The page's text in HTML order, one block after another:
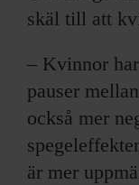
skäl till att
– Kvinnor
pauser
också mer
är mer